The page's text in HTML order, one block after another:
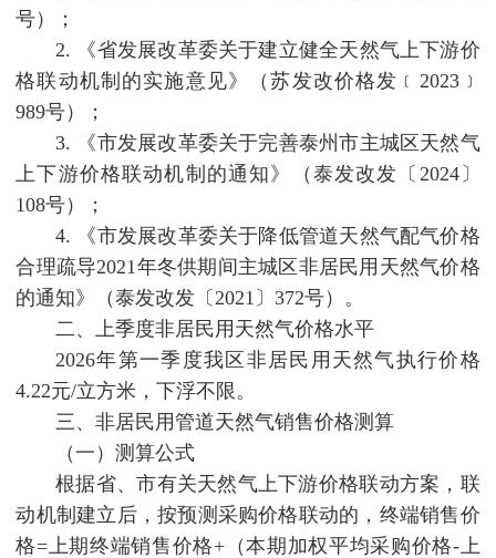
号）；
2. 《省发展改革委关于建立健全天然气上下游价
格联动机制的实施意见》（苏发改价格发﹝2023﹞
989号）；
3. 《市发展改革委关于完善泰州市主城区天然气
上下游价格联动机制的通知》（泰发改发〔2024〕
108号）；
4. 《市发展改革委关于降低管道天然气配气价格
合理疏导2021年冬供期间主城区非居民用天然气价格
的通知》（泰发改发〔2021〕372号）。
二、上季度非居民用天然气价格水平
2026年第一季度我区非居民用天然气执行价格
4.22元/立方米，下浮不限。
三、非居民用管道天然气销售价格测算
（一）测算公式
根据省、市有关天然气上下游价格联动方案，联
动机制建立后，按预测采购价格联动的，终端销售价
格=上期终端销售价格+（本期加权平均采购价格-上